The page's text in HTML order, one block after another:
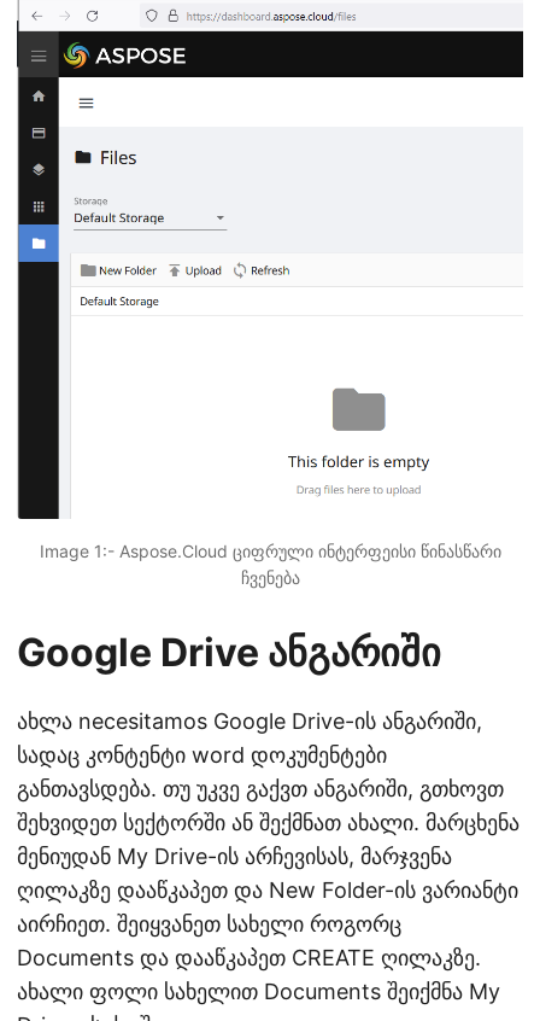
Image 1:- Aspose.Cloud ციფრული ინტერფეისი წინასწარი
ჩვენება
Google Drive ანგარიში
ახლა necesitamos Google Drive-ის ანგარიში,
სადაც კონტენტი word დოკუმენტები
განთავსდება. თუ უკვე გაქვთ ანგარიში, გთხოვთ
შეხვიდეთ სექტორში ან შექმნათ ახალი. მარცხენა
მენიუდან My Drive-ის არჩევისას, მარჯვენა
ღილაკზე დააწკაპეთ და New Folder-ის ვარიანტი
აირჩიეთ. შეიყვანეთ სახელი როგორც
Documents და დააწკაპეთ CREATE ღილაკზე.
ახალი ფოლი სახელით Documents შეიქმნა My